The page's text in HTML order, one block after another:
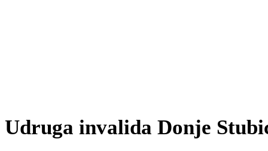
Udruga invalida Donje